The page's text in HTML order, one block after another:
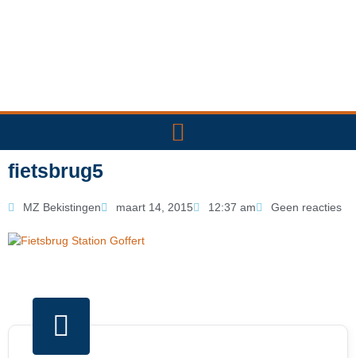
fietsbrug5
MZ Bekistingen maart 14, 2015 12:37 am Geen reacties